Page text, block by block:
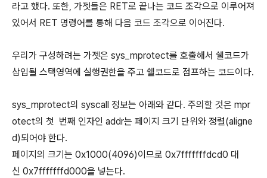
라고 했다. 또한, 가젯들은 RET로 끝나는 코드 조각으로 이루어져
있어서 RET 명령어를 통해 다음 코드 조각으로 이어진다.
우리가 구성하려는 가젯은 sys_mprotect를 호출해서 쉘코드가
삽입될 스택영역에 실행권한을 주고 쉘코드로 점프하는 코드이다.
sys_mprotect의 syscall 정보는 아래와 같다. 주의할 것은 mpr
otect의 첫 번째 인자인 addr는 페이지 크기 단위와 정렬(aligne
d)되어야 한다.
페이지의 크기는 0x1000(4096)이므로 0x7fffffffdcd0 대
신 0x7fffffffd000을 넣는다.